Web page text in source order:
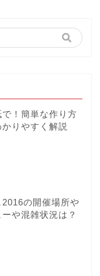
！簡単な作り方
りやすく解説
2016の開催場所や
や混雑状況は？